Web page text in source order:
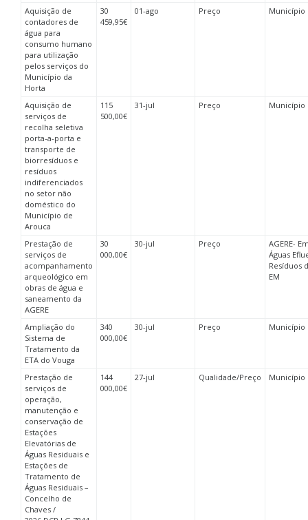
Aquisição de
contadores de
água para
consumo humano
para utilização
pelos serviços do
Município da
Horta
30
459,95€
01-ago Preço Município
Aquisição de
serviços de
recolha seletiva
porta-a-porta e
transporte de
biorresíduos e
resíduos
indiferenciados
no setor não
doméstico do
Município de
Arouca
115
500,00€
31-jul Preço Município
Prestação de
serviços de
acompanhamento
arqueológico em
obras de água e
saneamento da
AGERE
30
000,00€
30-jul Preço
AGERE-
Águas
Resíduos
EM
Ampliação do
Sistema de
Tratamento da
ETA do Vouga
340
000,00€
30-jul Preço Município
Prestação de
serviços de
operação,
manutenção e
conservação de
Estações
Elevatórias de
Águas Residuais e
Estações de
Tratamento de
Águas Residuais –
Concelho de
Chaves /
144
000,00€
27-jul Qualidade/Preço Município